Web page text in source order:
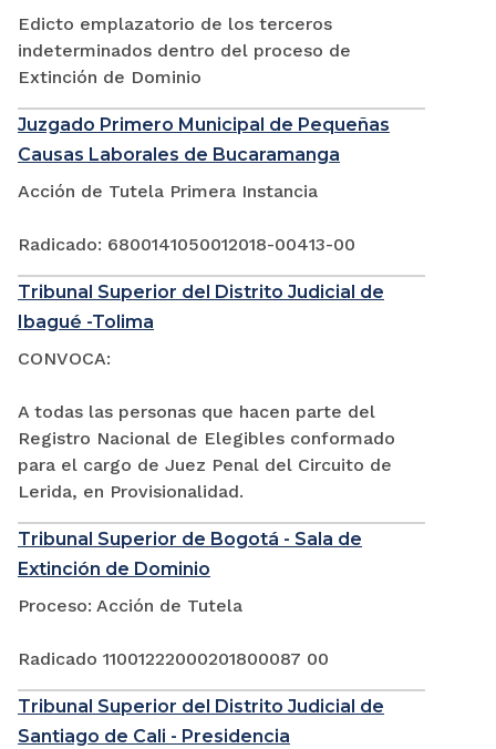
Edicto emplazatorio de los terceros
indeterminados dentro del proceso de
Extinción de Dominio
Juzgado Primero Municipal de Pequeñas
Causas Laborales de Bucaramanga
Acción de Tutela Primera Instancia
Radicado: 6800141050012018-00413-00
Tribunal Superior del Distrito Judicial de
Ibagué -Tolima
CONVOCA:
A todas las personas que hacen parte del
Registro Nacional de Elegibles conformado
para el cargo de Juez Penal del Circuito de
Lerida, en Provisionalidad.
Tribunal Superior de Bogotá - Sala de
Extinción de Dominio
Proceso: Acción de Tutela
Radicado 11001222000201800087 00
Tribunal Superior del Distrito Judicial de
Santiago de Cali - Presidencia